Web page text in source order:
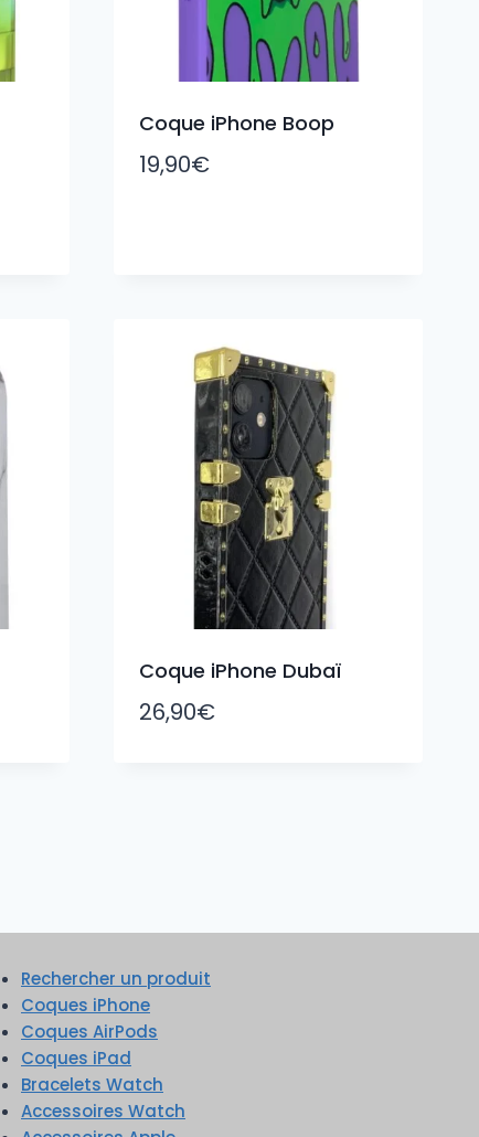
Coque iPhone Boop
19,90€
Coque iPhone Dubaï
26,90€
Rechercher un produit
Coques iPhone
Coques AirPods
Coques iPad
Bracelets Watch
Accessoires Watch